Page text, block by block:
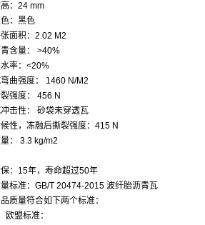
：24 mm
：黑色
面积：2.02 M2
含量： >40%
率：<20%
曲强度： 1460 N/M2
强度： 456 N
击性： 砂袋未穿透瓦
性，冻融后撕裂强度：415 N
： 3.3 kg/m2
：15年，寿命超过50年
标准：GB/T 20474-2015 波纤胎沥青瓦
质量符合如下两个标准：
欧盟标准：